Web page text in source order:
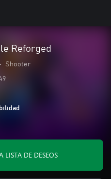
Reforged
• Shooter
LISTA DE DESEOS